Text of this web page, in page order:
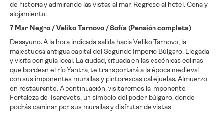
de historia y admirando las vistas al mar. Regreso al hotel. Cena y
alojamiento.
7 Mar Negro / Veliko Tarnovo / Sofía (Pensión completa)
Desayuno. A la hora indicada salida hacia Veliko Tarnovo, la
majestuosa antigua capital del Segundo Imperio Búlgaro. Llegada
y visita con guía local. La ciudad, situada en las escénicas colinas
que bordean el río Yantra, te transportará a la época medieval
con sus imponentes murallas y pintorescas callejuelas. Almuerzo
en restaurante. A continuación, visitaremos la imponente
Fortaleza de Tsarevets, un símbolo del poder búlgaro, donde
podrás caminar por sus murallas y disfrutar de vistas